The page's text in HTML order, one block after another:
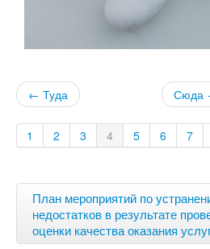
← Туда Сюда
1 2 3 4 5 6 7
План мероприятий по
недостатков в результате
оценки качества оказания